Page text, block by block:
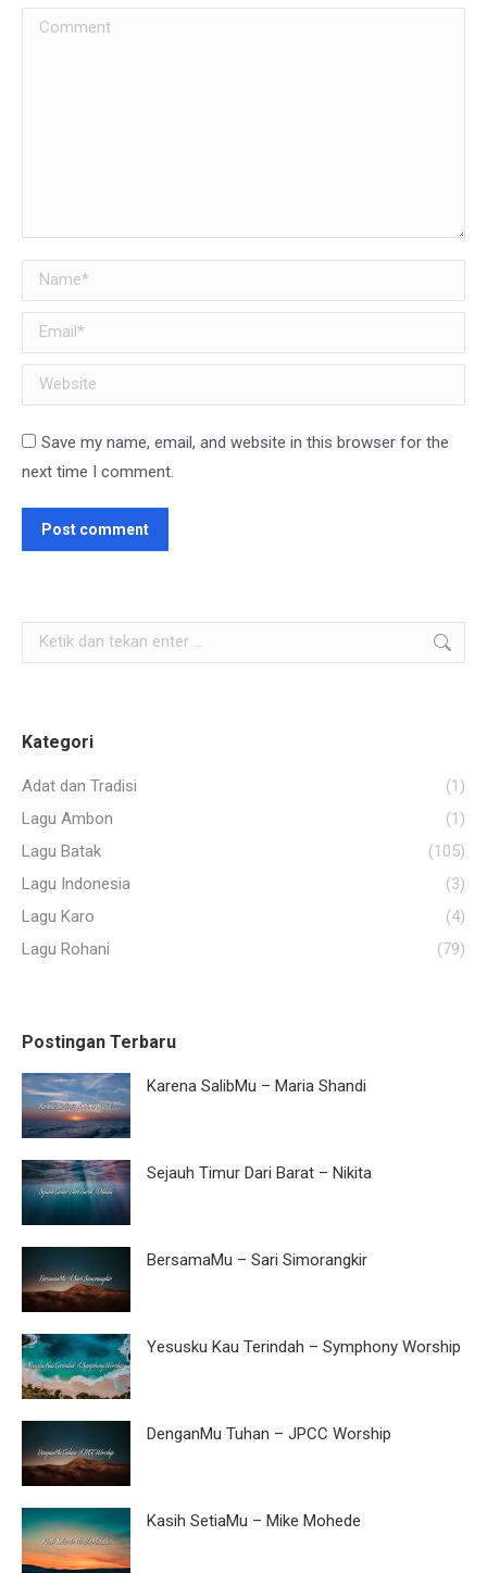
Comment
Name *
Email *
Website
Save my name, email, and website in this browser for the
next time I comment.
Post comment
Search:
Kategori
Adat dan Tradisi
(1)
Lagu Ambon
(1)
Lagu Batak
(105)
Lagu Indonesia
(3)
Lagu Karo
(4)
Lagu Rohani
(79)
Postingan Terbaru
Karena SalibMu – Maria Shandi
Sejauh Timur Dari Barat – Nikita
BersamaMu – Sari Simorangkir
Yesusku Kau Terindah – Symphony Worship
DenganMu Tuhan – JPCC Worship
Kasih SetiaMu – Mike Mohede